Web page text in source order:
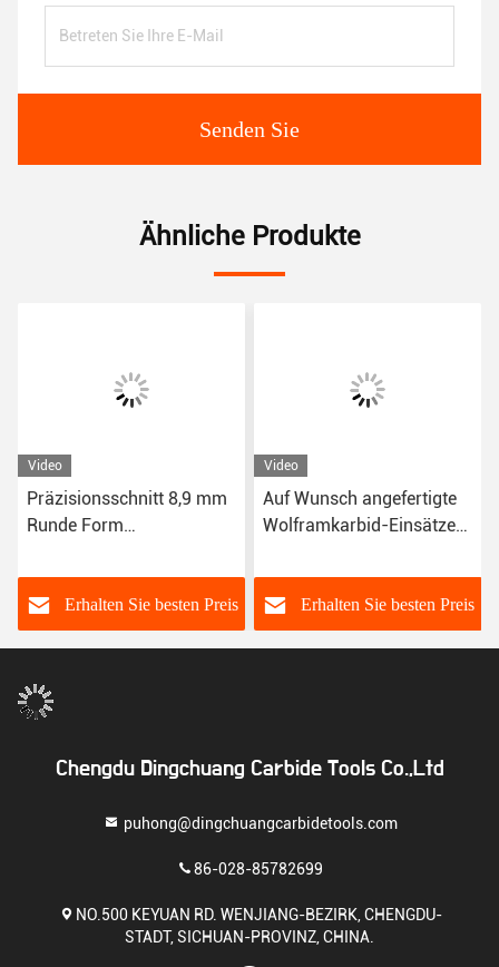
Senden Sie
Ähnliche Produkte
Video
Präzisionsschnitt 8,9 mm
Runde Form
Erhalten Sie besten Preis
Video
Auf Wunsch angefertigte
Wolframkarbid-Einsätze
Holzschmiedeinrichtungen
Erhalten Sie besten Preis
Chengdu Dingchuang Carbide Tools Co.,Ltd
puhong@dingchuangcarbidetools.com
86-028-85782699
NO.500 KEYUAN RD. WENJIANG-BEZIRK, CHENGDU-
STADT, SICHUAN-PROVINZ, CHINA.